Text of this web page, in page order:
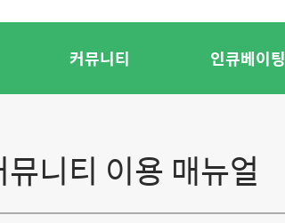
커뮤니티 인큐베이팅
니티 이용 매뉴얼